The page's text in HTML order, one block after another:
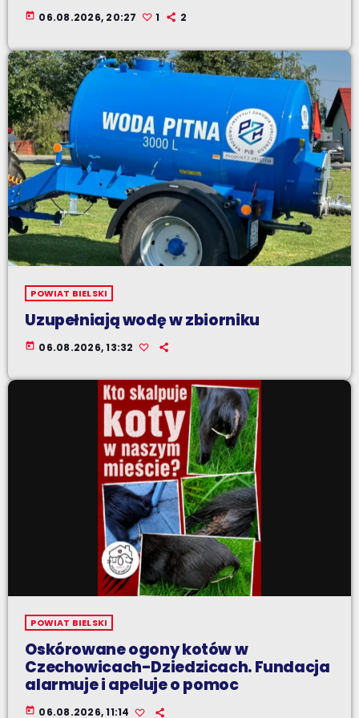
today 06.08.2026, 20:27 1 2
POWIAT BIELSKI
Uzupełniają wodę w zbiorniku
today 06.08.2026, 13:32
POWIAT BIELSKI
Oskórowane ogony kotów w
Czechowicach-Dziedzicach. Fundacja
alarmuje i apeluje o pomoc
today 06.08.2026, 11:14